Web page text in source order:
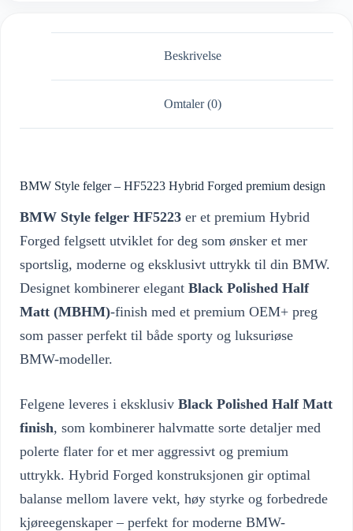
Beskrivelse
Omtaler (0)
BMW Style felger – HF5223 Hybrid Forged premium design
BMW Style felger HF5223 er et premium Hybrid
Forged felgsett utviklet for deg som ønsker et mer
sportslig, moderne og eksklusivt uttrykk til din BMW.
Designet kombinerer elegant Black Polished Half
Matt (MBHM)-finish med et premium OEM+ preg
som passer perfekt til både sporty og luksuriøse
BMW-modeller.
Felgene leveres i eksklusiv Black Polished Half Matt
finish, som kombinerer halvmatte sorte detaljer med
polerte flater for et mer aggressivt og premium
uttrykk. Hybrid Forged konstruksjonen gir optimal
balanse mellom lavere vekt, høy styrke og forbedrede
kjøreegenskaper – perfekt for moderne BMW-